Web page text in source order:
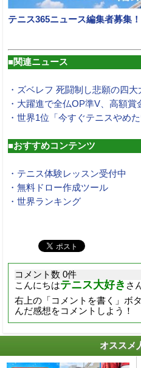
テニス365ニュース編集者募集！
■関連ニュース
・ズベレフ 死闘制し悲願の四大
・大躍進で全仏OP準V、高額賞
・世界1位「今すぐテニスやめた
■おすすめコンテンツ
・テニス体験レッスン受付中
・無料ドロー作成ツール
・世界ランキング
コメント数 0件
こんにちはテニス大好き さ
右上の「コメントを書く」ボ
んだ感想をコメントしよう！
オススメ